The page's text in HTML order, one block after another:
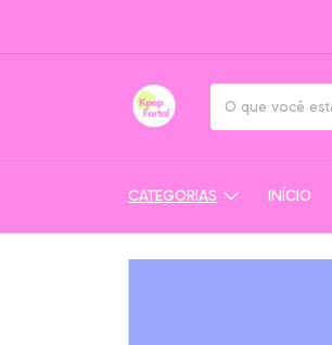
CATEGORIAS INÍCIO